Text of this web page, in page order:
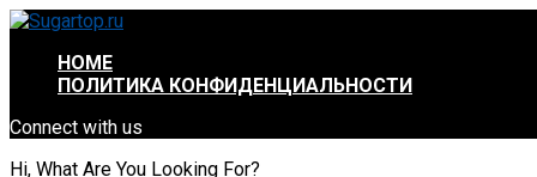
HOME
ПОЛИТИКА КОНФИДЕНЦИАЛЬНОСТИ
Connect with us
Hi, What Are You Looking For?